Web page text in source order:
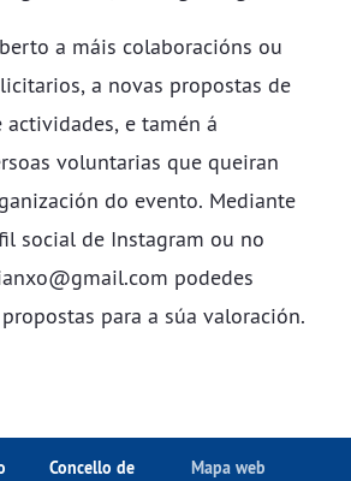
a máis colaboracións ou
a novas propostas de
e tamén á
voluntarias que queiran
do evento. Mediante
social de Instagram ou no
podedes
para a súa valoración.
Concello de
Mapa web